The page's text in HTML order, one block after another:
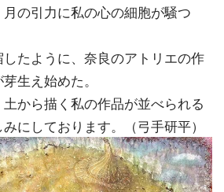
の引力に私の心の細胞が騒つ
たように、奈良のアトリエの作
生え始めた。
から描く私の作品が並べられる
にしております。（弓手研平）